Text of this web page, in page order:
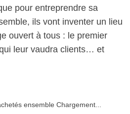
pour entreprendre sa
ils vont inventer un lieu
ouvert à tous : le premier
leur vaudra clients… et
ensemble Chargement...